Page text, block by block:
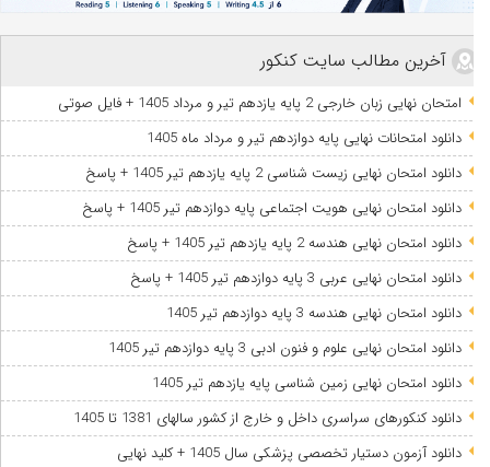
آخرین مطالب سایت کنکور
امتحان نهایی زبان خارجی 2 پایه یازدهم تیر و مرداد 1405 + فایل صوتی
دانلود امتحانات نهایی پایه دوازدهم تیر و مرداد ماه 1405
دانلود امتحان نهایی زیست شناسی 2 پایه یازدهم تیر 1405 + پاسخ
دانلود امتحان نهایی هویت اجتماعی پایه دوازدهم تیر 1405 + پاسخ
دانلود امتحان نهایی هندسه 2 پایه یازدهم تیر 1405 + پاسخ
دانلود امتحان نهایی عربی 3 پایه دوازدهم تیر 1405 + پاسخ
دانلود امتحان نهایی هندسه 3 پایه دوازدهم تیر 1405
دانلود امتحان نهایی علوم و فنون ادبی 3 پایه دوازدهم تیر 1405
دانلود امتحان نهایی زمین شناسی پایه یازدهم تیر 1405
دانلود کنکورهای سراسری داخل و خارج از کشور سالهای 1381 تا 1405
دانلود آزمون دستیار تخصصی پزشکی سال 1405 + کلید نهایی